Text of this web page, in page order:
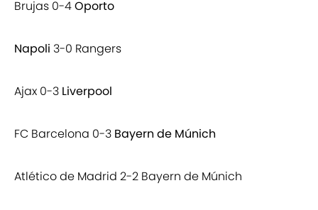
Brujas 0-4Oporto
Napoli 3-0 Rangers
Ajax 0-3 Liverpool
FC Barcelona 0-3 Bayern de Múnich
Atlético de Madrid 2-2 Bayern de Múnich